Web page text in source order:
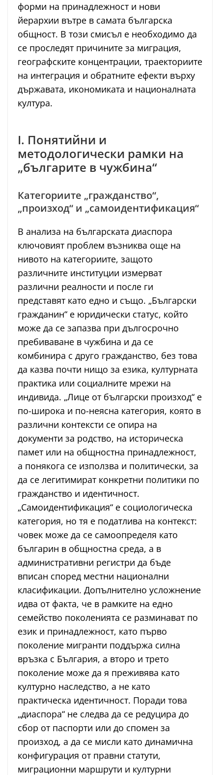
форми на принадлежност и нови
йерархии вътре в самата българска
общност. В този смисъл е необходимо да
се проследят причините за миграция,
географските концентрации, траекториите
на интеграция и обратните ефекти върху
държавата, икономиката и националната
култура.
I. Понятийни и
методологически рамки на
„българите в чужбина“
Категориите „гражданство“,
„произход“ и „самоидентификация“
В анализа на българската диаспора
ключовият проблем възниква още на
нивото на категориите, защото
различните институции измерват
различни реалности и после ги
представят като едно и също. „Български
гражданин“ е юридически статус, който
може да се запазва при дългосрочно
пребиваване в чужбина и да се
комбинира с друго гражданство, без това
да казва почти нищо за езика, културната
практика или социалните мрежи на
индивида. „Лице от български произход“ е
по-широка и по-неясна категория, която в
различни контексти се опира на
документи за родство, на историческа
памет или на общностна принадлежност,
а понякога се използва и политически, за
да се легитимират конкретни политики по
гражданство и идентичност.
„Самоидентификация“ е социологическа
категория, но тя е податлива на контекст:
човек може да се самоопределя като
българин в общностна среда, а в
административни регистри да бъде
вписан според местни национални
класификации. Допълнително усложнение
идва от факта, че в рамките на едно
семейство поколенията се разминават по
език и принадлежност, като първо
поколение мигранти поддържа силна
връзка с България, а второ и трето
поколение може да я преживява като
културно наследство, а не като
практическа идентичност. Поради това
„диаспора“ не следва да се редуцира до
сбор от паспорти или до спомен за
произход, а да се мисли като динамична
конфигурация от правни статути,
миграционни маршрути и културни